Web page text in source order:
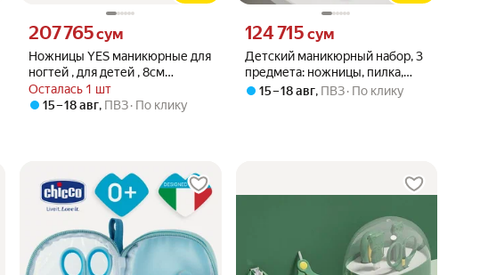
Ножницы YES маникюрные для
ногтей , для детей , 8см
арт.95351
Осталась 1 шт
Цена 207765 сум вместо
207 765сум
15 – 18 авг, ПВЗ По клику
Детский маникюрный набор, 3
предмета: ножницы, пилка,
книпсер, от 0 мес, розовый
Цена 124715 сум вместо
124 715 сум
15 – 18 авг, ПВЗ По клику